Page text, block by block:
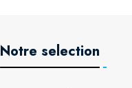
Notre selection